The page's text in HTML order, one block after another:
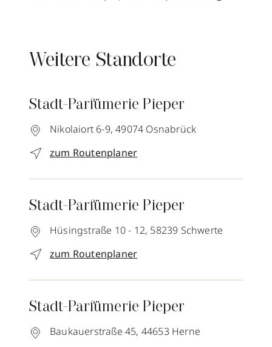
Weitere Standorte
Stadt-Parfümerie Pieper
Nikolaiort 6-9, 49074 Osnabrück
zum Routenplaner
Stadt-Parfümerie Pieper
Hüsingstraße 10 - 12, 58239 Schwerte
zum Routenplaner
Stadt-Parfümerie Pieper
Baukauerstraße 45, 44653 Herne